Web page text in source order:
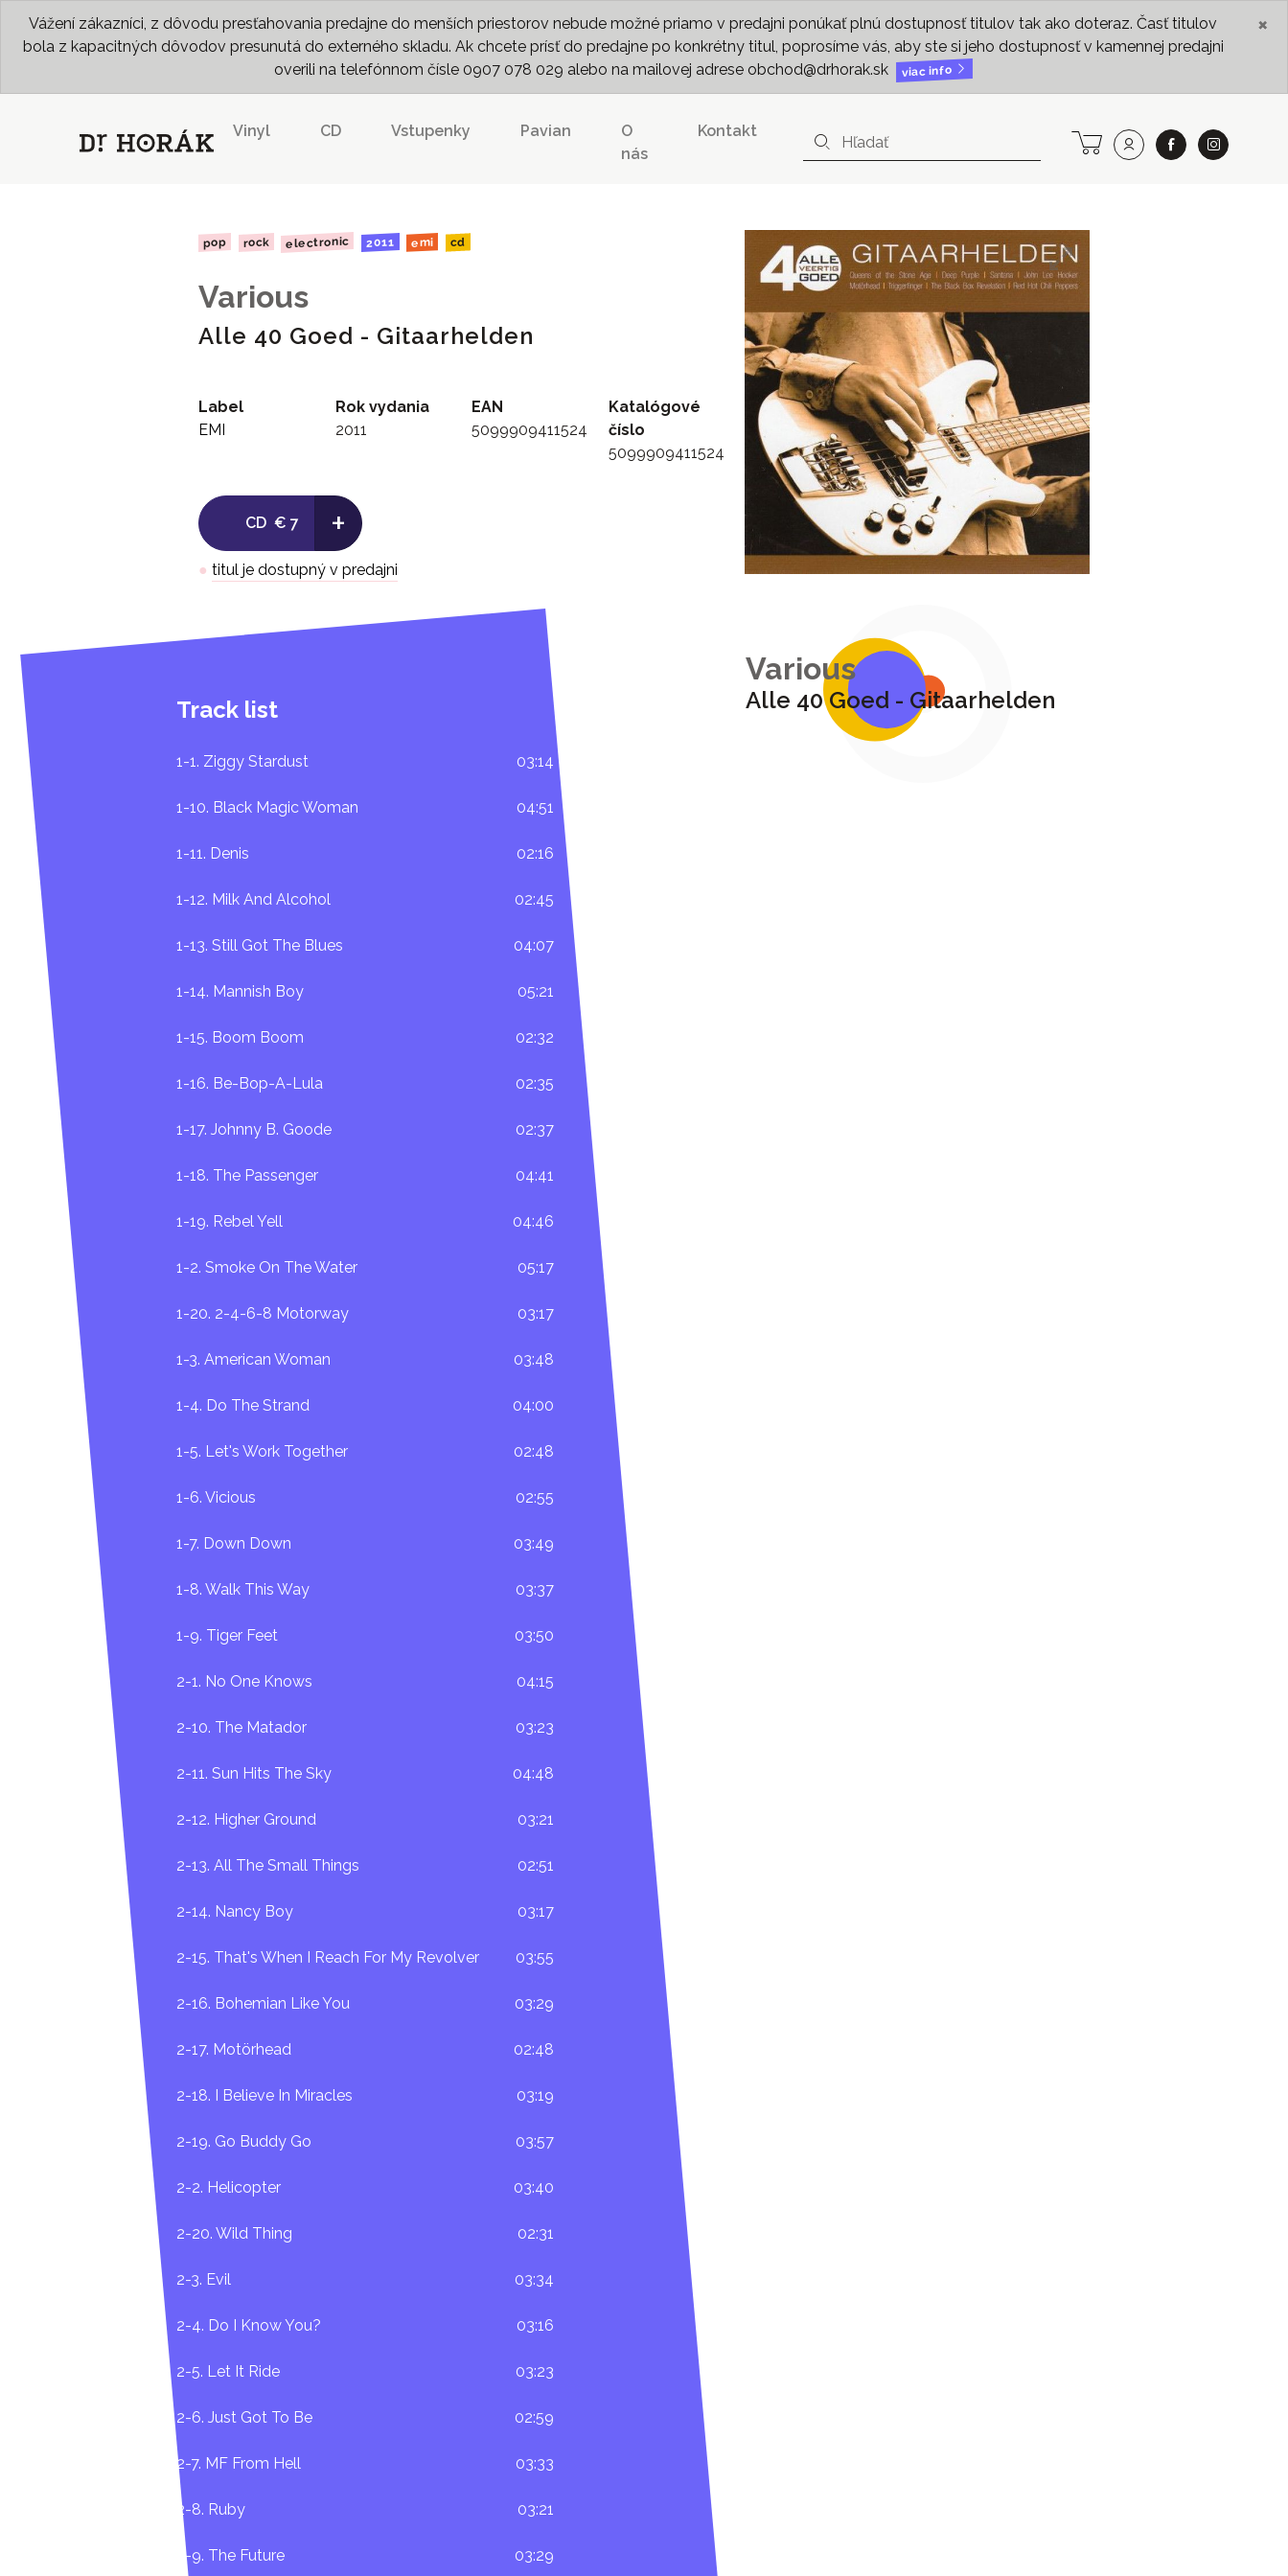
Vážení zákazníci, z dôvodu presťahovania predajne do menších priestorov nebude možné priamo v predajni ponúkať plnú dostupnosť titulov tak ako doteraz. Časť titulov
bola z kapacitných dôvodov presunutá do externého skladu. Ak chcete prísť do predajne po konkrétny titul, poprosíme vás, aby ste si jeho dostupnosť v kamennej predajni
overili na telefónnom čísle 0907 078 029 alebo na mailovej adrese obchod@drhorak.sk
viac info
×
Vinyl CD Vstupenky Pavian
O
nás
Kontakt
pop rock electronic 2011 emi cd
Various
Alle 40 Goed - Gitaarhelden
Label
EMI
Rok vydania
2011
EAN
5099909411524
Katalógové
číslo
5099909411524
CD € 7 +
● titul je dostupný v predajni
Track list
1-1. Ziggy Stardust 03:14
1-10. Black Magic Woman 04:51
1-11. Denis 02:16
1-12. Milk And Alcohol 02:45
1-13. Still Got The Blues 04:07
1-14. Mannish Boy 05:21
1-15. Boom Boom 02:32
1-16. Be-Bop-A-Lula 02:35
1-17. Johnny B. Goode 02:37
1-18. The Passenger 04:41
1-19. Rebel Yell 04:46
1-2. Smoke On The Water 05:17
1-20. 2-4-6-8 Motorway 03:17
1-3. American Woman 03:48
1-4. Do The Strand 04:00
1-5. Let's Work Together 02:48
1-6. Vicious 02:55
1-7. Down Down 03:49
1-8. Walk This Way 03:37
1-9. Tiger Feet 03:50
2-1. No One Knows 04:15
2-10. The Matador 03:23
2-11. Sun Hits The Sky 04:48
2-12. Higher Ground 03:21
2-13. All The Small Things 02:51
2-14. Nancy Boy 03:17
2-15. That's When I Reach For My Revolver 03:55
2-16. Bohemian Like You 03:29
2-17. Motörhead 02:48
2-18. I Believe In Miracles 03:19
2-19. Go Buddy Go 03:57
2-2. Helicopter 03:40
2-20. Wild Thing 02:31
2-3. Evil 03:34
2-4. Do I Know You? 03:16
2-5. Let It Ride 03:23
2-6. Just Got To Be 02:59
2-7. MF From Hell 03:33
2-8. Ruby 03:21
2-9. The Future 03:29
Various
Alle 40 Goed - Gitaarhelden